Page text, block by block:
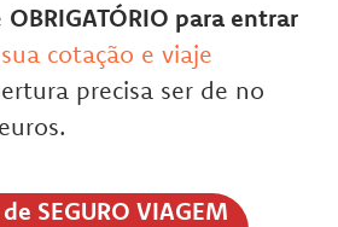
OBRIGATÓRIO para entrar
cotação e viaje
precisa ser de no
SEGURO VIAGEM